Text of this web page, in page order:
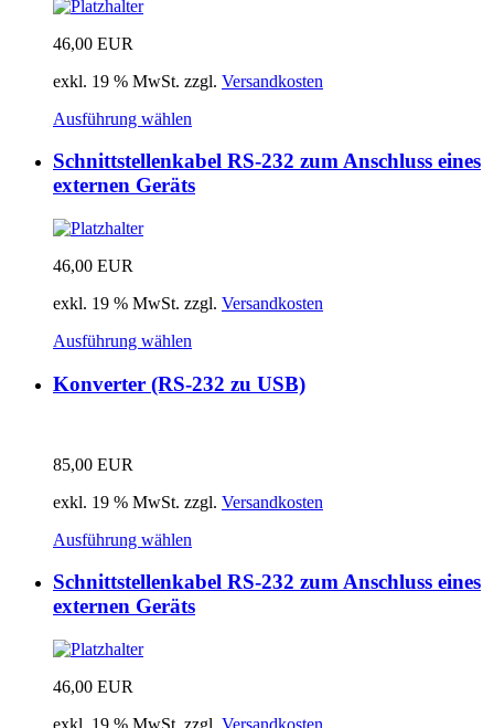
46,00 EUR
exkl. 19 % MwSt. zzgl. Versandkosten
Ausführung wählen
Schnittstellenkabel RS-232 zum Anschluss eines
externen Geräts
46,00 EUR
exkl. 19 % MwSt. zzgl. Versandkosten
Ausführung wählen
Konverter (RS-232 zu USB)
85,00 EUR
exkl. 19 % MwSt. zzgl. Versandkosten
Ausführung wählen
Schnittstellenkabel RS-232 zum Anschluss eines
externen Geräts
46,00 EUR
exkl. 19 % MwSt. zzgl. Versandkosten